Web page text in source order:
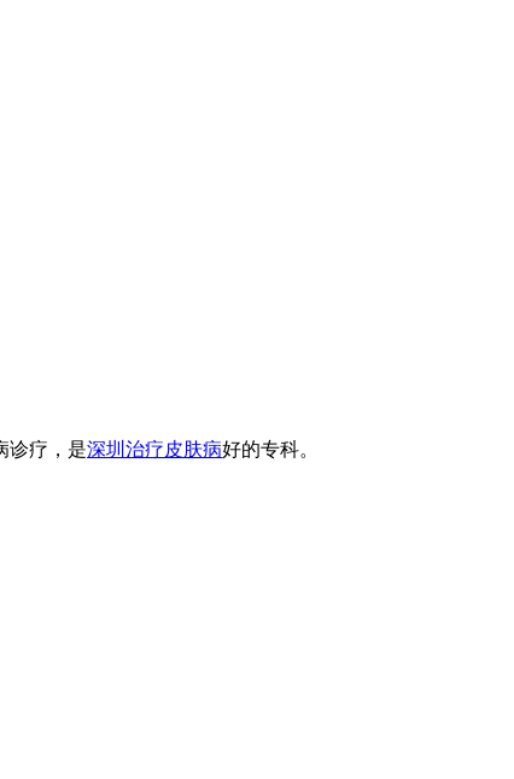
诊疗，是深圳治疗皮肤病好的专科。